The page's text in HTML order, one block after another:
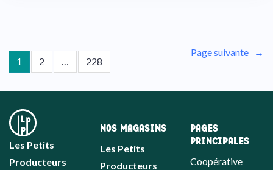
1 2 … 228
Page suivante →
Les Petits
Producteurs
NOS MAGASINS
Les Petits
Producteurs
PAGES
PRINCIPALES
Coopérative